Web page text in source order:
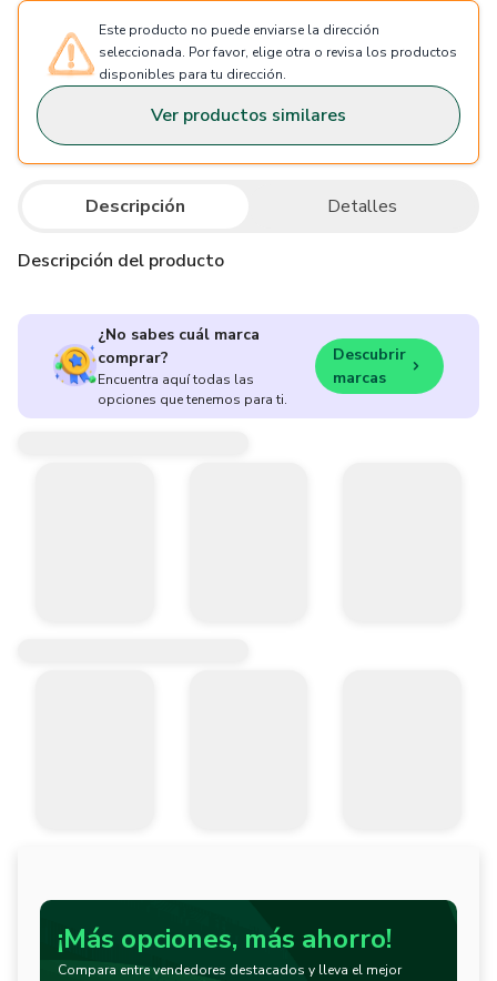
Este producto no puede enviarse la dirección
seleccionada. Por favor, elige otra o revisa los productos
disponibles para tu dirección.
Ver productos similares
Descripción Detalles
Descripción del producto
¿No sabes cuál marca
comprar?
Encuentra aquí todas las
opciones que tenemos para ti.
Descubrir
marcas
¡Más opciones, más ahorro!
Compara entre vendedores destacados y lleva el mejor